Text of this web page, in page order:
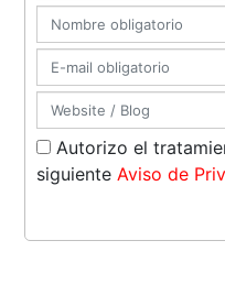
Autorizo el
siguiente Aviso de